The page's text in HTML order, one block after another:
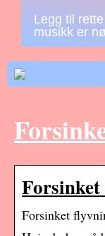
Legg til
musikk er
Forsinket